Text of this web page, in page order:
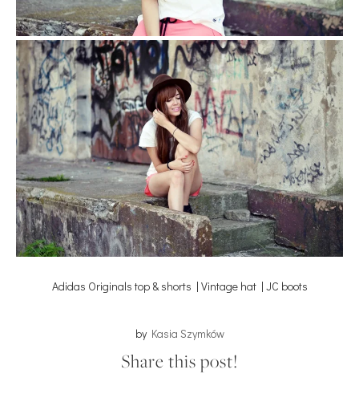
Adidas Originals top & shorts | Vintage hat | JC boots
by Kasia Szymków
Share this post!